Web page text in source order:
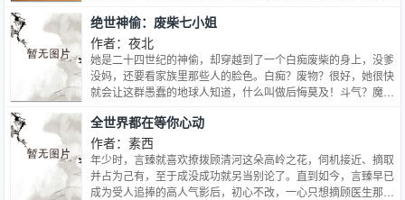
靖等人等难以匹敌，关键时刻，小龙女和杨过无意中卷入纷争，
打败金轮国师。 但好事多磨，杨过与小龙女多次聚散，在经历
了武林大会、襄阳鏖兵，绝情幽谷等等险境，更有十六年的生离
死别，痴情的杨过终于在绝情谷底找到了大难不死的小龙女，二
人重返世间。此时蒙古正调集人马，猛攻襄阳，杨过击败了金轮
首功，战事结束，杨过小龙女告别郭靖等人，带着神雕，悠然远
去。
绝世神偷：废柴七小姐
作者：夜北
她是二十四世纪的神偷，却穿越到了一个白痴废柴的身上，没爹
没妈，还要看家族里那些人的脸色。白痴？废物？很好，她很快
就会让这群愚蠢的地球人知道，什么叫做后悔莫及！斗气？魔
好意思她拿了！不过谁来告诉她，这个坐个马车都晕车狂吐的萌
正太，真的是神兽朱雀？那个寄居在她身体里，跟个大爷一样的
神秘灵魂又是哪位大神？还有为什么别人家的小伙伴都是各种霸
气外露，霸王之气无可比敌。怎么她身边这几只，不是奸商狐狸
男，就是面瘫冰山技术宅，要么就是花心风流鬼，最好的只怕就
全世界都在等你心动
作者：素西
年少时，言臻就喜欢撩拨顾清河这朵高岭之花，伺机接近、摘取
并占为己有，至于成没成功就另当别论了。直到如今，言臻早已
成为受人追捧的高人气影后，初心不改，一心只想摘顾医生那一